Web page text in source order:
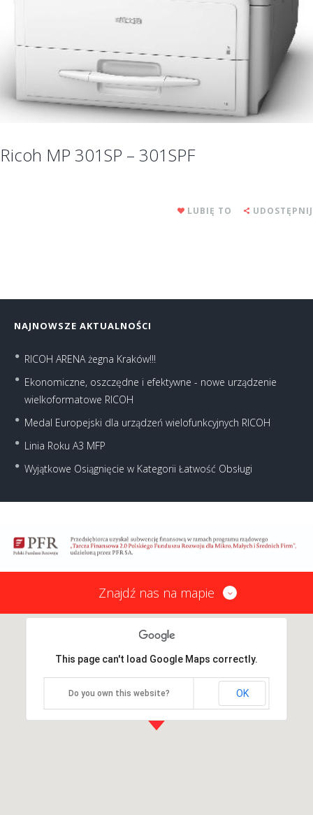
Ricoh MP 301SP – 301SPF
LUBIĘ TO UDOSTĘPNIJ
NAJNOWSZE AKTUALNOŚCI
RICOH ARENA żegna Kraków!!!
Ekonomiczne, oszczędne i efektywne - nowe urządzenie
wielkoformatowe RICOH
Medal Europejski dla urządzeń wielofunkcyjnych RICOH
Linia Roku A3 MFP
Wyjątkowe Osiągnięcie w Kategorii Łatwość Obsługi
Znajdź nas na mapie
This page can't load Google Maps correctly.
Do you own this website? OK